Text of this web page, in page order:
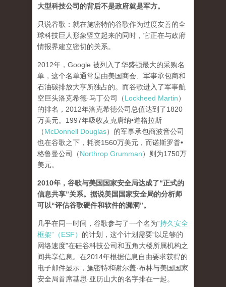
大型科技公司的背后不是政府就是军方。
只说谷歌：就在施密特的谷歌作为过度友善的全
球科技巨人形象竖立起来的同时，它正在与政府
情报界建立密切的关系。
2012年，Google 被列入了华盛顿最大的采购名
单，这个名单通常是由美国商会、军事承包商和
石油碳排放大亨所独占的。而谷歌进入了军事航
空巨头洛克希德·马丁公司（Lockheed Martin）
的排名，2012年洛克希德公司总值达到了1820
万美元。1997年吸收麦克唐纳•道格拉斯
（McDonnell Douglas）的军事承包商波音公司
也在谷歌之下，耗资1560万美元，而诺斯罗普•
格鲁曼公司（Northrop Grumman）则为1750万
美元。
2010年，谷歌与美国国家安全局达成了“正式的
信息共享”关系。据说美国国家安全局的分析师
可以“评估谷歌硬件和软件的漏洞”。
几乎在同一时间，谷歌参与了一个名为“持久安全
框架”（ESF） 的计划，这个计划需要“以足够的
网络速度”在硅谷科技公司和五角大楼所属机构之
间共享信息。在2014年根据信息自由要求获得的
电子邮件显示，施密特和谢尔盖·布林与美国国家
安全局首席基思·亚历山大的名字排在一起。